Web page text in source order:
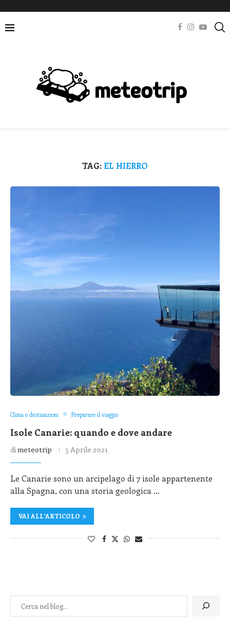
TAG: EL HIERRO
Clima e destinazioni Preparare il viaggio
Isole Canarie: quando e dove andare
dimeteotrip 5 Aprile 2021
Le Canarie sono un arcipelago di 7 isole appartenente
alla Spagna, con una storia geologica …
VAI ALL'ARTICOLO